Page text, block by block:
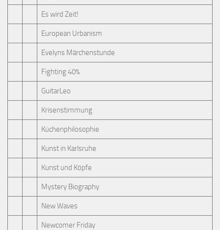
Es wird Zeit!
European Urbanism
Evelyns Märchenstunde
Fighting 40%
GuitarLeo
Krisenstimmung
Küchenphilosophie
Kunst in Karlsruhe
Kunst und Köpfe
Mystery Biography
New Waves
Newcomer Friday